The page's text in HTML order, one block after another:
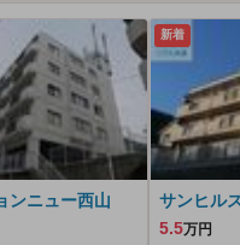
ンニュー西山
新着
サンヒル
5.5万円